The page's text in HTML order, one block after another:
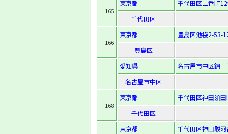
165
東京都
千代田区二番町
千代田区
166
東京都
豊島区池袋2-53-
豊島区
愛知県
名古屋市中区錦
名古屋市中区
168
東京都
千代田区神田須
千代田区
東京都
千代田区神田駿